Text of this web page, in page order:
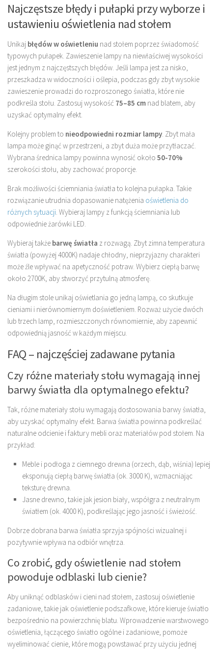
Najczęstsze błędy i pułapki przy wyborze i
ustawieniu oświetlenia nad stołem
Unikaj błędów w oświetleniu nad stołem poprzez świadomość
typowych pułapek. Zawieszenie lampy na niewłaściwej wysokości
jest jednym z najczęstszych błędów. Jeśli lampa jest za nisko,
przeszkadza w widoczności i oślepia, podczas gdy zbyt wysokie
zawieszenie prowadzi do rozproszonego światła, które nie
podkreśla stołu. Zastosuj wysokość 75–85 cm nad blatem, aby
uzyskać optymalny efekt.
Kolejny problem to nieodpowiedni rozmiar lampy . Zbyt mała
lampa może ginąć w przestrzeni, a zbyt duża może przytłaczać.
Wybrana średnica lampy powinna wynosić około 50-70%
szerokości stołu, aby zachować proporcje.
Brak możliwości ściemniania światła to kolejna pułapka. Takie
rozwiązanie utrudnia dopasowanie natężenia oświetlenia do
różnych sytuacji . Wybieraj lampy z funkcją ściemniania lub
odpowiednie żarówki LED.
Wybieraj także barwę światła z rozwagą. Zbyt zimna temperatura
światła (powyżej 4000K) nadaje chłodny, nieprzyjazny charakteri
może źle wpływać na apetyczność potraw. Wybierz ciepłą barwę
około 2700K, aby stworzyć przytulną atmosferę.
Na długim stole unikaj oświetlania go jedną lampą, co skutkuje
cieniami i nierównomiernym doświetleniem. Rozważ użycie dwóch
lub trzech lamp, rozmieszczonych równomiernie, aby zapewnić
odpowiednią jasność w każdym miejscu.
FAQ – najczęściej zadawane pytania
Czy różne materiały stołu wymagają innej
barwy światła dla optymalnego efektu?
Tak, różne materiały stołu wymagają dostosowania barwy światła,
aby uzyskać optymalny efekt. Barwa światła powinna podkreślać
naturalne odcienie i faktury mebli oraz materiałów pod stołem. Na
przykład:
Meble i podłoga z ciemnego drewna (orzech, dąb, wiśnia) lepiej
eksponują ciepłą barwę światła (ok. 3000 K), wzmacniając
teksturę drewna.
Jasne drewno, takie jak jesion biały, współgra z neutralnym
światłem (ok. 4000 K), podkreślając jego jasność i świeżość.
Dobrze dobrana barwa światła sprzyja spójności wizualnej i
pozytywnie wpływa na odbiór wnętrza.
Co zrobić, gdy oświetlenie nad stołem
powoduje odblaski lub cienie?
Aby uniknąć odblasków i cieni nad stołem, zastosuj oświetlenie
zadaniowe, takie jak oświetlenie podszafkowe, które kieruje światło
bezpośrednio na powierzchnię blatu. Wprowadzenie warstwowego
oświetlenia, łączącego światło ogólne i zadaniowe, pomoże
wyeliminować cienie, które mogą powstawać przy użyciu jednej